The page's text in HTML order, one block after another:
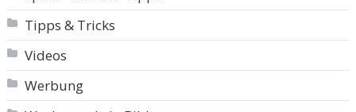
Tipps & Tricks
Videos
Werbung